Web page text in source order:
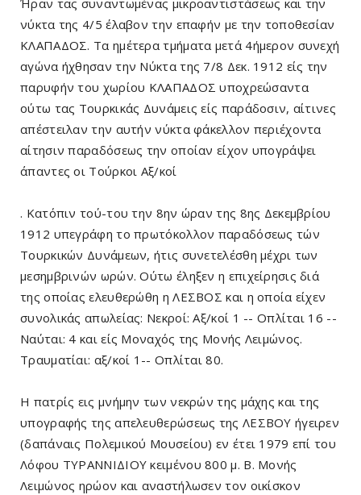
Ήραν τας συναντωμένας μικροαντιστάσεως και την
νύκτα της 4/5 έλαβον την επαφήν με την τοποθεσίαν
ΚΛΑΠΑΔΟΣ. Τα ημέτερα τμήματα μετά 4ήμερον συνεχή
αγώνα ήχθησαν την Νύκτα της 7/8 Δεκ. 1912 είς την
παρυφήν του χωρίου ΚΛΑΠΑΔΟΣ υποχρεώσαντα
ούτω τας Τουρκικάς Δυνάμεις είς παράδοσιν, αίτινες
απέστειλαν την αυτήν νύκτα φάκελλον περιέχοντα
αίτησιν παραδόσεως την οποίαν είχον υπογράψει
άπαντες οι Τούρκοι Αξ/κοί
. Κατόπιν τού-του την 8ην ώραν της 8ης Δεκεμβρίου
1912 υπεγράφη το πρωτόκολλον παραδόσεως τών
Τουρκικών Δυνάμεων, ήτις συνετελέσθη μέχρι των
μεσημβρινών ωρών. Ούτω έληξεν η επιχείρησις διά
της οποίας ελευθερώθη η ΛΕΣΒΟΣ και η οποία είχεν
συνολικάς απωλείας: Νεκροί: Αξ/κοί 1 -- Οπλίται 16 --
Ναύται: 4 και είς Μοναχός της Μονής Λειμώνος.
Τραυματίαι: αξ/κοί 1-- Οπλίται 80.
Η πατρίς εις μνήμην των νεκρών της μάχης και της
υπογραφής της απελευθερώσεως της ΛΕΣΒΟΥ ήγειρεν
(δαπάναις Πολεμικού Μουσείου) εν έτει 1979 επί του
Λόφου ΤΥΡΑΝΝΙΔΙΟΥ κειμένου 800 μ. Β. Μονής
Λειμώνος ηρώον και αναστήλωσεν τον οικίσκον